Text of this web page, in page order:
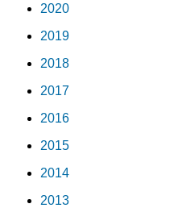
2020
2019
2018
2017
2016
2015
2014
2013